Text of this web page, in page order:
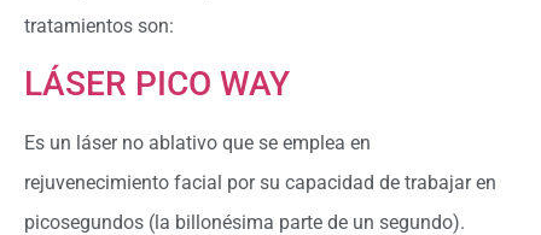
tratamientos son:
LÁSER PICO WAY
Es un láser no ablativo que se emplea en
rejuvenecimiento facial por su capacidad de trabajar en
picosegundos (la billonésima parte de un segundo).